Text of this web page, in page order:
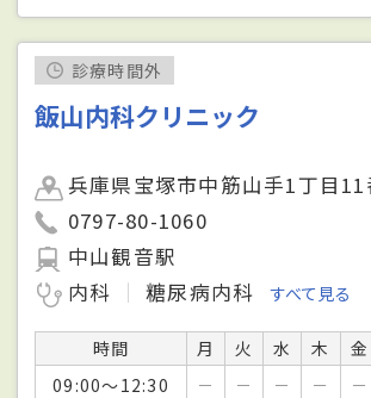
診療時間外
飯山内科クリニック
兵庫県宝塚市中筋山手1丁目11
0797-80-1060
中山観音駅
内科
糖尿病内科 すべて見る
時間 月 火 水 木 金
09:00～12:30
－ － － － －